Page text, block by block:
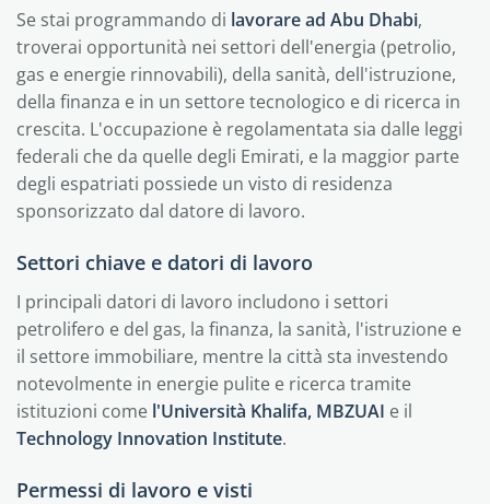
Se stai programmando di lavorare ad Abu Dhabi,
troverai opportunità nei settori dell'energia (petrolio,
gas e energie rinnovabili), della sanità, dell'istruzione,
della finanza e in un settore tecnologico e di ricerca in
crescita. L'occupazione è regolamentata sia dalle leggi
federali che da quelle degli Emirati, e la maggior parte
degli espatriati possiede un visto di residenza
sponsorizzato dal datore di lavoro.
Settori chiave e datori di lavoro
I principali datori di lavoro includono i settori
petrolifero e del gas, la finanza, la sanità, l'istruzione e
il settore immobiliare, mentre la città sta investendo
notevolmente in energie pulite e ricerca tramite
istituzioni come l'Università Khalifa, MBZUAI e il
Technology Innovation Institute.
Permessi di lavoro e visti